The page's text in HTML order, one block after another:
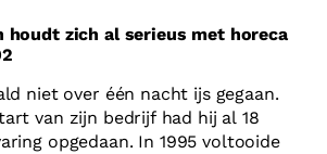
houdt zich al serieus met horeca
niet over één nacht ijs gegaan.
van zijn bedrijf had hij al 18
opgedaan. In 1995 voltooide